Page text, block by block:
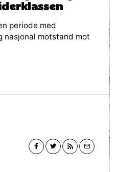
periode med
nasjonal motstand mot